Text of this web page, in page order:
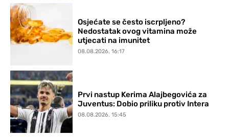
Osjećate se često iscrpljeno?
Nedostatak ovog vitamina može
utjecati na imunitet
08.08.2026. 16:17
Prvi nastup Kerima Alajbegovića za
Juventus: Dobio priliku protiv Intera
08.08.2026. 15:45